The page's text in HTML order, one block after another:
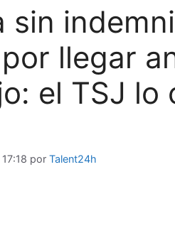
sin
llegar
el TSJ lo
por Talent24h